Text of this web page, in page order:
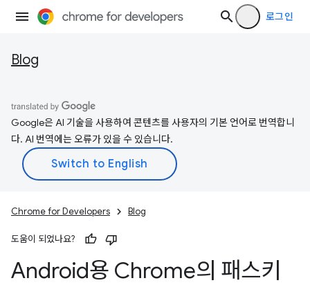
로그인
Blog
Google은 AI 기술을 사용하여 콘텐츠를 사용자의 기본 언어로 번역합니
다. AI 번역에는 오류가 있을 수 있습니다.
Chrome for Developers Blog
도움이 되었나요?
Android용 Chrome의 패스키